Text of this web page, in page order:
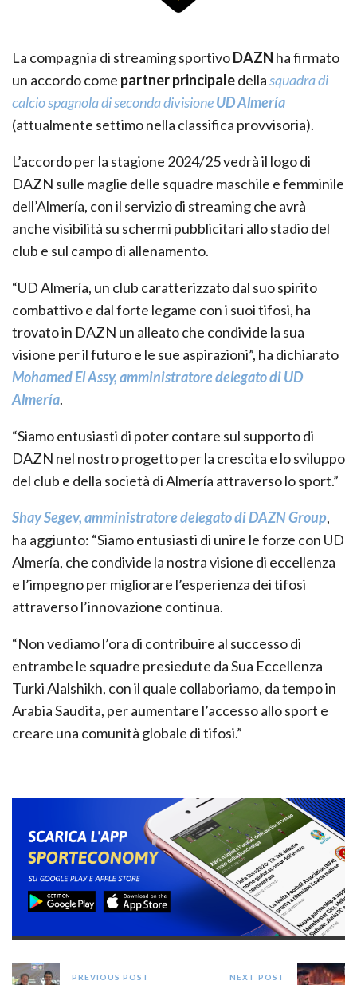
La compagnia di streaming sportivoDAZN ha firmato
un accordo come partner principaledellasquadra di
calcio spagnola di seconda divisioneUD Almería
(attualmente settimo nella classifica provvisoria).
L’accordo per la stagione 2024/25 vedrà il logo di
DAZN sulle maglie delle squadre maschile e femminile
dell’Almería, con il servizio di streaming che avrà
anche visibilità su schermi pubblicitari allo stadio del
club e sul campo di allenamento.
“UD Almería, un club caratterizzato dal suo spirito
combattivo e dal forte legame con i suoi tifosi, ha
trovato in DAZN un alleato che condivide la sua
visione per il futuro e le sue aspirazioni”, ha dichiarato
Mohamed El Assy, amministratore delegato di UD
Almería.
“Siamo entusiasti di poter contare sul supporto di
DAZN nel nostro progetto per la crescita e lo sviluppo
del club e della società di Almería attraverso lo sport.”
Shay Segev, amministratore delegato di DAZN Group,
ha aggiunto: “Siamo entusiasti di unire le forze con UD
Almería, che condivide la nostra visione di eccellenza
e l’impegno per migliorare l’esperienza dei tifosi
attraverso l’innovazione continua.
“Non vediamo l’ora di contribuire al successo di
entrambe le squadre presiedute da Sua Eccellenza
Turki Alalshikh, con il quale collaboriamo, da tempo in
Arabia Saudita, per aumentare l’accesso allo sport e
creare una comunità globale di tifosi.”
PREVIOUS POST NEXT POST